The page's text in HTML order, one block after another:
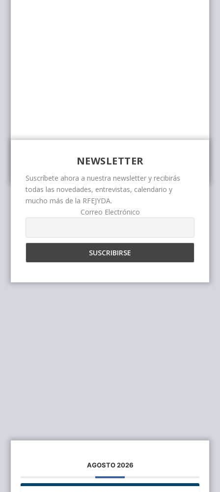
NEWSLETTER
Suscríbete ahora a nuestra newsletter y recibirás
todas las novedades, entrevistas, calendario y
mucho más de la RFEJYDA.
Correo Electrónico
AGOSTO 2026